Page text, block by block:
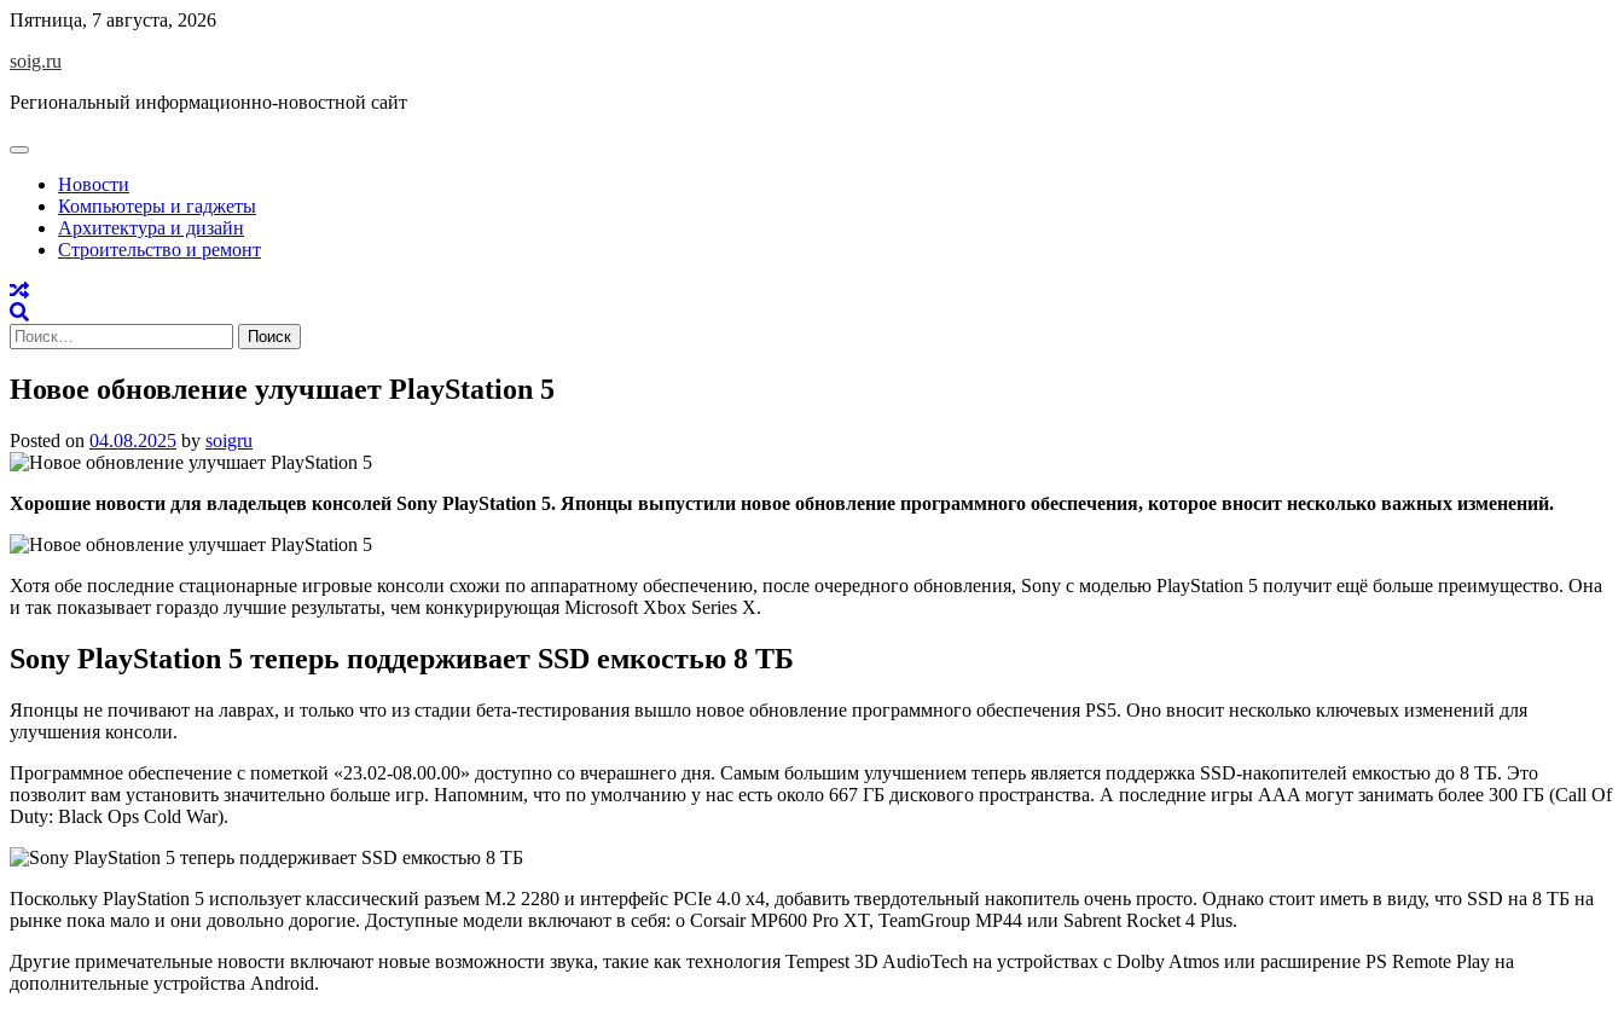
Skip
content
Пятница, 7 августа, 2026
soig.ru
Региональный информационно-новостной сайт
Новости
Компьютеры и гаджеты
Архитектура и дизайн
Строительство и ремонт
Найти:
Новое обновление улучшает PlayStation 5
Posted on 04.08.2025 by soigru
Хорошие новости для владельцев консолей Sony PlayStation 5. Японцы выпустили новое обновление программного обеспечения, которое вносит несколько важных изменений.
Хотя обе последние стационарные игровые консоли схожи по аппаратному обеспечению, после очередного обновления, Sony с моделью PlayStation 5 получит ещё больше преимущество. Она
и так показывает гораздо лучшие результаты, чем конкурирующая Microsoft Xbox Series X.
Sony PlayStation 5 теперь поддерживает SSD емкостью 8 ТБ
Японцы не почивают на лаврах, и только что из стадии бета-тестирования вышло новое обновление программного обеспечения PS5. Оно вносит несколько ключевых изменений для
улучшения консоли.
Программное обеспечение с пометкой «23.02-08.00.00» доступно со вчерашнего дня. Самым большим улучшением теперь является поддержка SSD-накопителей емкостью до 8 ТБ. Это
позволит вам установить значительно больше игр. Напомним, что по умолчанию у нас есть около 667 ГБ дискового пространства. А последние игры AAA могут занимать более 300 ГБ (Call Of
Duty: Black Ops Cold War).
Поскольку PlayStation 5 использует классический разъем M.2 2280 и интерфейс PCIe 4.0 x4, добавить твердотельный накопитель очень просто. Однако стоит иметь в виду, что SSD на 8 ТБ на
рынке пока мало и они довольно дорогие. Доступные модели включают в себя: о Corsair MP600 Pro XT, TeamGroup MP44 или Sabrent Rocket 4 Plus.
Другие примечательные новости включают новые возможности звука, такие как технология Tempest 3D AudioTech на устройствах с Dolby Atmos или расширение PS Remote Play на
дополнительные устройства Android.